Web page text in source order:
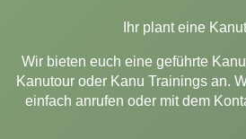
Ihr plant eine
Wir bieten euch eine geführte
Kanutour oder Kanu Trainings an.
einfach anrufen oder mit dem